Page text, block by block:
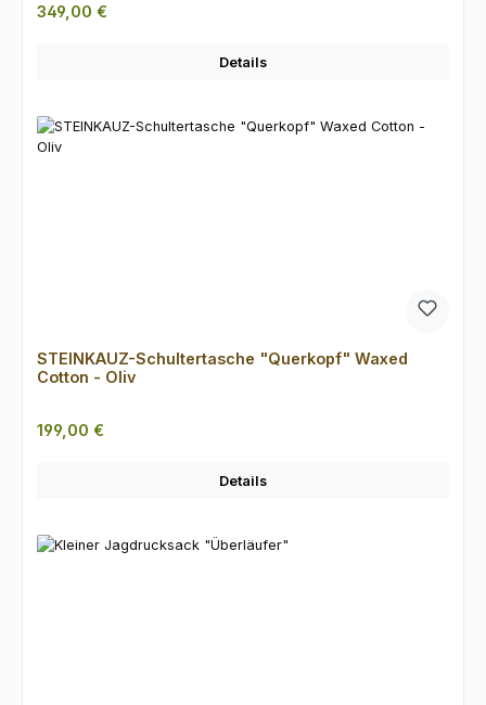
Regulärer Preis:
349,00 €
Details
STEINKAUZ-Schultertasche "Querkopf" Waxed
Cotton - Oliv
Regulärer Preis:
199,00 €
Details